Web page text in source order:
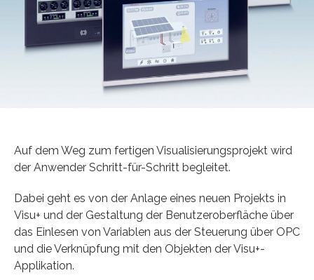
Auf dem Weg zum fertigen Visualisierungsprojekt wird
der Anwender Schritt-für-Schritt begleitet.
Dabei geht es von der Anlage eines neuen Projekts in
Visu+ und der Gestaltung der Benutzeroberfläche über
das Einlesen von Variablen aus der Steuerung über OPC
und die Verknüpfung mit den Objekten der Visu+-
Applikation.